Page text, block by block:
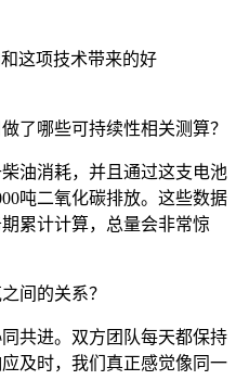
这项技术带来的好
了哪些可持续性相关测算？
油消耗，并且通过这支电池
吨二氧化碳排放。这些数据
累计计算，总量会非常惊
间的关系？
共进。双方团队每天都保持
及时，我们真正感觉像同一